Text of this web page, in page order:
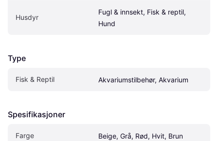
Husdyr
Fugl & innsekt, Fisk & reptil,
Hund
Type
Fisk & Reptil Akvariumstilbehør, Akvarium
Spesifikasjoner
Farge Beige, Grå, Rød, Hvit, Brun